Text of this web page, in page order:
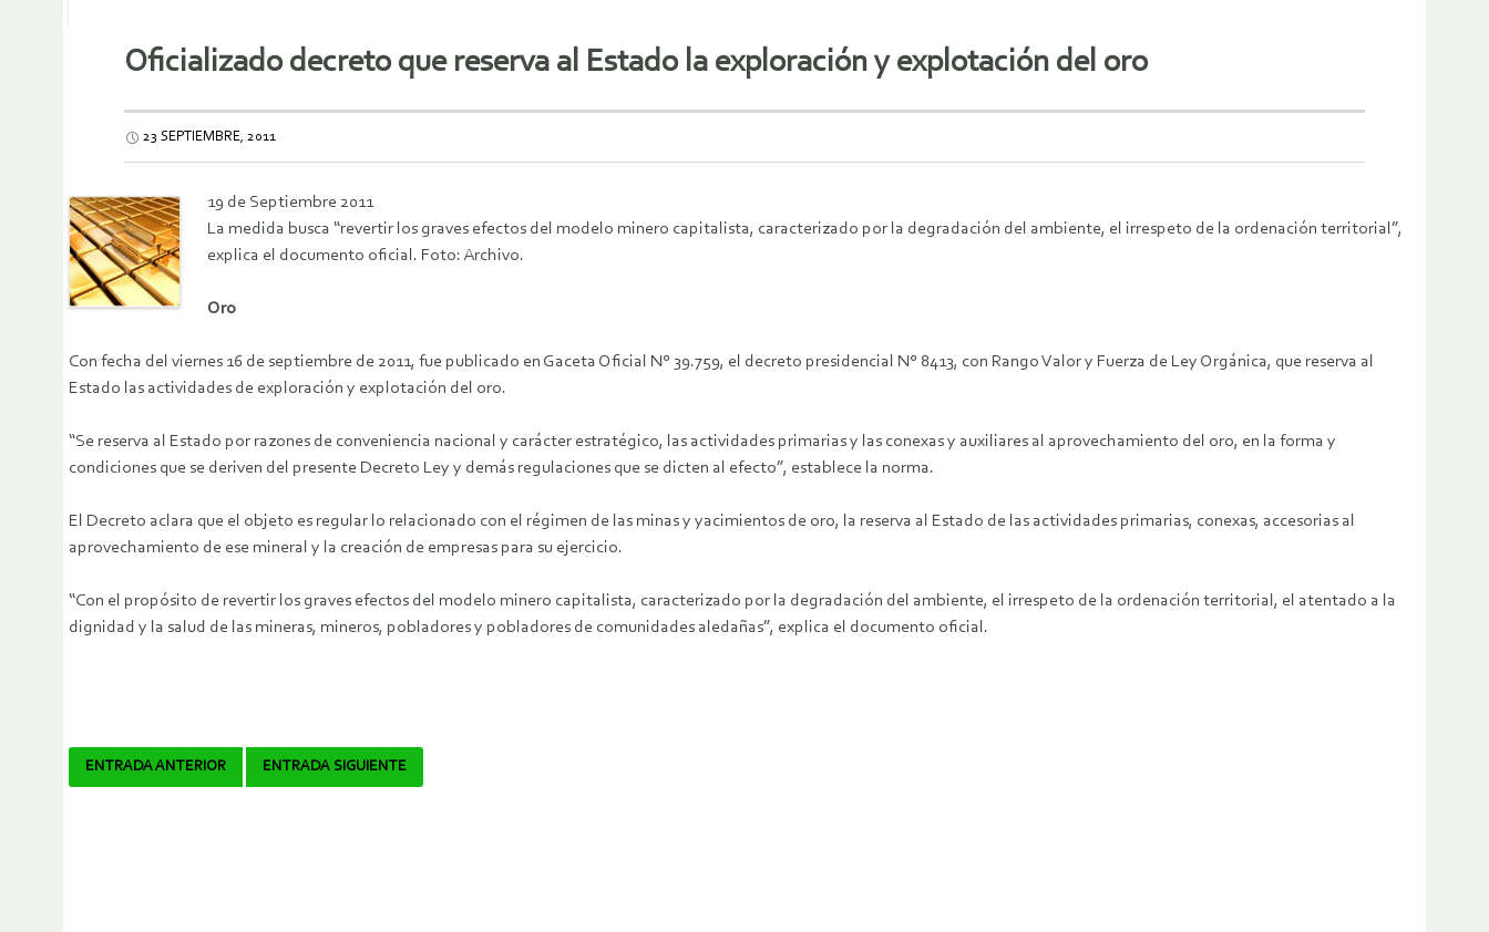
Oficializado decreto que reserva al Estado la exploración y explotación del oro
23 SEPTIEMBRE, 2011
19 de Septiembre 2011
La medida busca “revertir los graves efectos del modelo minero capitalista, caracterizado por la degradación del ambiente, el irrespeto de la ordenación territorial”,
explica el documento oficial. Foto: Archivo.
Oro
Con fecha del viernes 16 de septiembre de 2011, fue publicado en Gaceta Oficial N° 39.759, el decreto presidencial N° 8413, con Rango Valor y Fuerza de Ley Orgánica, que reserva al
Estado las actividades de exploración y explotación del oro.
“Se reserva al Estado por razones de conveniencia nacional y carácter estratégico, las actividades primarias y las conexas y auxiliares al aprovechamiento del oro, en la forma y
condiciones que se deriven del presente Decreto Ley y demás regulaciones que se dicten al efecto”, establece la norma.
El Decreto aclara que el objeto es regular lo relacionado con el régimen de las minas y yacimientos de oro, la reserva al Estado de las actividades primarias, conexas, accesorias al
aprovechamiento de ese mineral y la creación de empresas para su ejercicio.
“Con el propósito de revertir los graves efectos del modelo minero capitalista, caracterizado por la degradación del ambiente, el irrespeto de la ordenación territorial, el atentado a la
dignidad y la salud de las mineras, mineros, pobladores y pobladores de comunidades aledañas”, explica el documento oficial.
Navegador
ENTRADA ANTERIOR ENTRADA SIGUIENTE